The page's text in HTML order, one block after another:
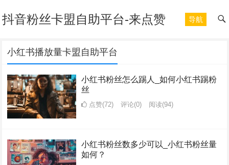
抖音粉丝卡盟自助平台-来点赞 导航
小红书播放量卡盟自助平台
小红书粉丝怎么踢人_如何小红书踢粉
丝
点赞(72) 评论(0) 阅读(94)
小红书粉丝数多少可以_小红书粉丝量
如何？